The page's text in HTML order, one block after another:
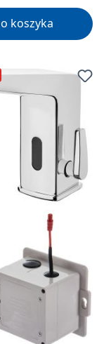
koszyka